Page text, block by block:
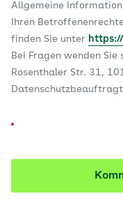
Allgemeine
Ihren
finden Sie unter
Bei Fragen wenden Sie
Rosenthaler Str. 31,